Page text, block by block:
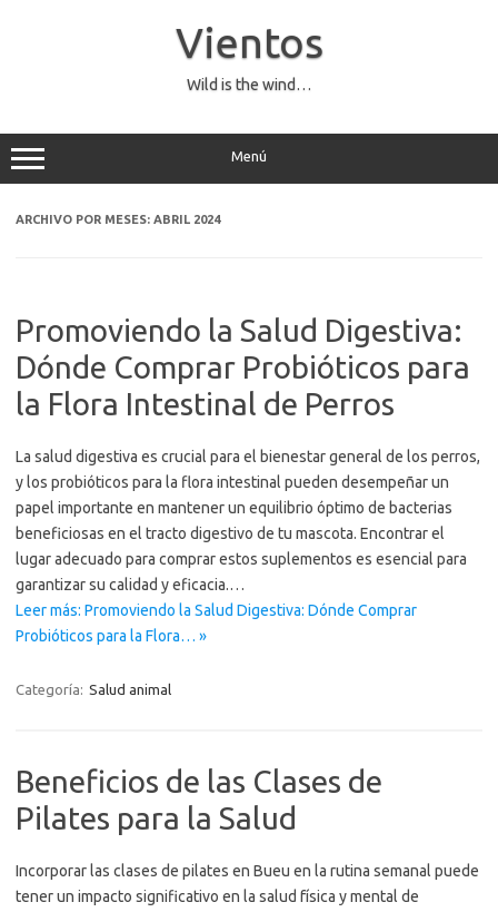
Vientos
Wild is the wind…
Menú
ARCHIVO POR MESES: ABRIL 2024
Promoviendo la Salud Digestiva:
Dónde Comprar Probióticos para
la Flora Intestinal de Perros
La salud digestiva es crucial para el bienestar general de los perros,
y los probióticos para la flora intestinal pueden desempeñar un
papel importante en mantener un equilibrio óptimo de bacterias
beneficiosas en el tracto digestivo de tu mascota. Encontrar el
lugar adecuado para comprar estos suplementos es esencial para
garantizar su calidad y eficacia.…
Leer más: Promoviendo la Salud Digestiva: Dónde Comprar
Probióticos para la Flora… »
Categoría: Salud animal
Beneficios de las Clases de
Pilates para la Salud
Incorporar las clases de pilates en Bueu en la rutina semanal puede
tener un impacto significativo en la salud física y mental de